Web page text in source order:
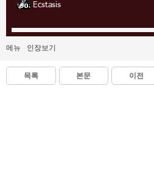
Ecstasis
메뉴 인장보기
목록 본문 이전